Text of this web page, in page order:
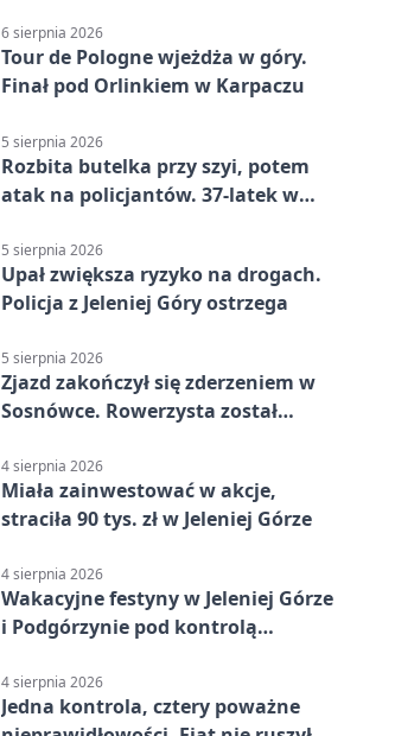
6 sierpnia 2026
Tour de Pologne wjeżdża w góry.
Finał pod Orlinkiem w Karpaczu
5 sierpnia 2026
Rozbita butelka przy szyi, potem
atak na policjantów. 37-latek w
5 sierpnia 2026
Upał zwiększa ryzyko na drogach.
Policja z Jeleniej Góry ostrzega
5 sierpnia 2026
Zjazd zakończył się zderzeniem w
Sosnówce. Rowerzysta został
4 sierpnia 2026
Miała zainwestować w akcje,
straciła 90 tys. zł w Jeleniej Górze
4 sierpnia 2026
Wakacyjne festyny w Jeleniej Górze
i Podgórzynie pod kontrolą
4 sierpnia 2026
Jedna kontrola, cztery poważne